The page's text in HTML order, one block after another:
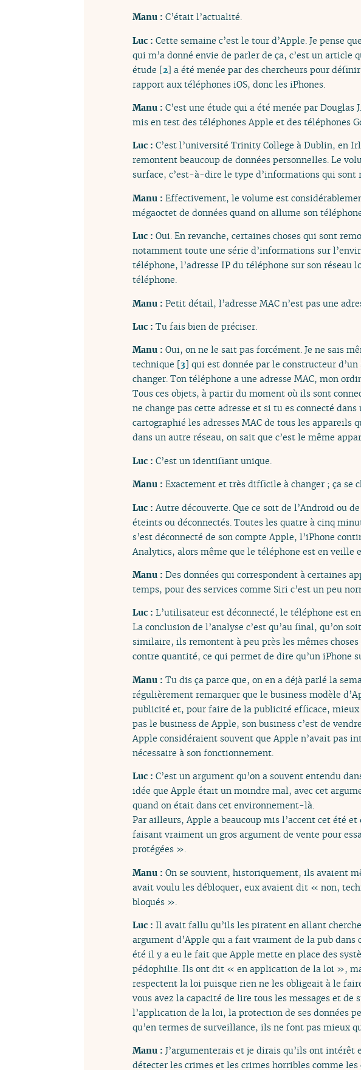
Manu : C’était l’actualité.
Luc : Cette semaine c’est le tour d’Apple. Je pense
qui m’a donné envie de parler de ça, c’est un article
étude [2] a été menée par des chercheurs pour
rapport aux téléphones iOS, donc les iPhones.
Manu : C’est une étude qui a été menée par
mis en test des téléphones Apple et des téléphones
Luc : C’est l’université Trinity College à Dublin, en
remontent beaucoup de données personnelles. Le
surface, c’est-à-dire le type d’informations qui sont
Manu : Effectivement, le volume est
mégaoctet de données quand on allume son
Luc : Oui. En revanche, certaines choses qui sont
notamment toute une série d’informations sur
téléphone, l’adresse IP du téléphone sur son
téléphone.
Manu : Petit détail, l’adresse MAC n’est pas une
Luc : Tu fais bien de préciser.
Manu : Oui, on ne le sait pas forcément. Je ne sais
technique [3] qui est donnée par le constructeur
changer. Ton téléphone a une adresse MAC, mon
Tous ces objets, à partir du moment où ils sont
ne change pas cette adresse et si tu es connecté
cartographié les adresses MAC de tous les appareils
dans un autre réseau, on sait que c’est le même
Luc : C’est un identifiant unique.
Manu : Exactement et très difficile à changer ; ça se
Luc : Autre découverte. Que ce soit de l’Android ou
éteints ou déconnectés. Toutes les quatre à cinq
s’est déconnecté de son compte Apple, l’iPhone
Analytics, alors même que le téléphone est en veille
Manu : Des données qui correspondent à certaines
temps, pour des services comme Siri c’est un peu
Luc : L’utilisateur est déconnecté, le téléphone est
La conclusion de l’analyse c’est qu’au final, qu’on
similaire, ils remontent à peu près les mêmes
contre quantité, ce qui permet de dire qu’un
Manu : Tu dis ça parce que, on en a déjà parlé la
régulièrement remarquer que le business modèle
publicité et, pour faire de la publicité efficace,
pas le business de Apple, son business c’est de
Apple considéraient souvent que Apple n’avait pas
nécessaire à son fonctionnement.
Luc : C’est un argument qu’on a souvent entendu
idée que Apple était un moindre mal, avec cet
quand on était dans cet environnement-là.
Par ailleurs, Apple a beaucoup mis l’accent cet été
faisant vraiment un gros argument de vente pour
protégées ».
Manu : On se souvient, historiquement, ils avaient
avait voulu les débloquer, eux avaient dit « non,
bloqués ».
Luc : Il avait fallu qu’ils les piratent en allant
argument d’Apple qui a fait vraiment de la pub dans
été il y a eu le fait que Apple mette en place des
pédophilie. Ils ont dit « en application de la loi »,
respectent la loi puisque rien ne les obligeait à le
vous avez la capacité de lire tous les messages et
l’application de la loi, la protection de ses données
qu’en termes de surveillance, ils ne font pas mieux
Manu : J’argumenterais et je dirais qu’ils ont
détecter les crimes et les crimes horribles comme